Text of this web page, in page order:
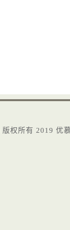
版权所有2019 优